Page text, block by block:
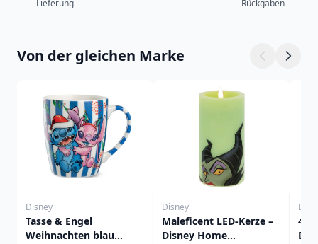
Lieferung
Rückgaben
Von der gleichen Marke
Disney
Tasse & Engel
Weihnachten blau
Disney
Maleficent LED-Kerze –
Disney Home